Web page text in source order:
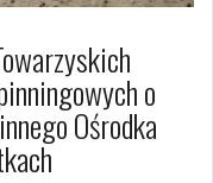
o
Ośrodka